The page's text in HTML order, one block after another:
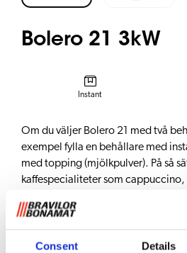
Consent Details
Bolero 21 3kW
Instant
Om du väljer Bolero 21 med två
exempel fylla en behållare med
med topping (mjölkpulver). På så
kaffespecialiteter som
manuella kranen ger hett vatten till
Njut av fördelarna